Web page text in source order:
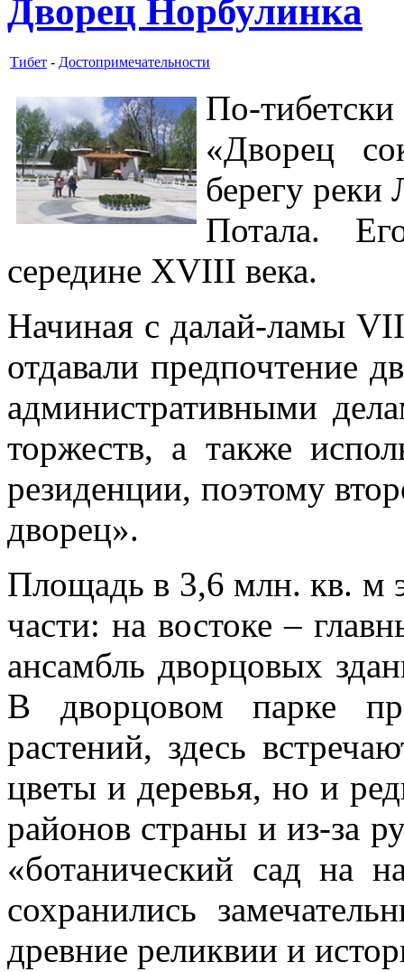
Дворец Норбулинка
Тибет - Достопримечательности
По-
«Дворец
берегу реки
Потала.
середине XVIII века.
Начиная с далай-ламы
отдавали предпочтение
административными
торжеств, а также
резиденции, поэтому
дворец».
Площадь в 3,6 млн. кв. м
части: на востоке –
ансамбль дворцовых
В дворцовом парке
растений, здесь
цветы и деревья, но и
районов страны и из-за
«ботанический сад на
сохранились
древние реликвии и